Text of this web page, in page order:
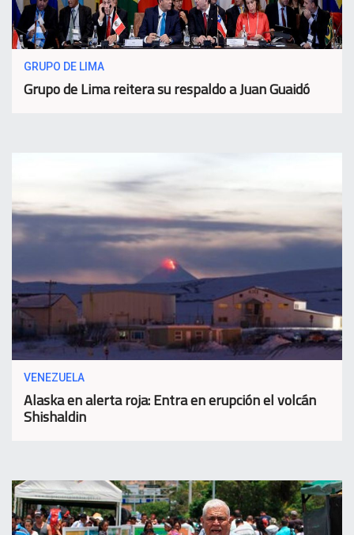
GRUPO DE LIMA
Grupo de Lima reitera su respaldo a Juan Guaidó
VENEZUELA
Alaska en alerta roja: Entra en erupción el volcán
Shishaldin